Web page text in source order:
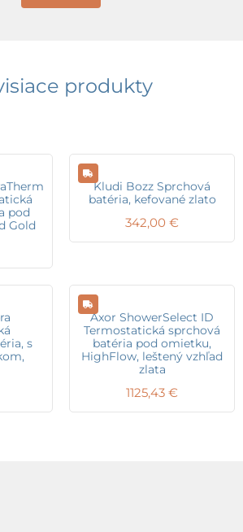
produkty
pod
Gold
Kludi Bozz Sprchová
batéria, kefované zlato
342,00 €
s
Axor ShowerSelect ID
Termostatická sprchová
batéria pod omietku,
HighFlow, leštený vzhľad
zlata
1125,43 €